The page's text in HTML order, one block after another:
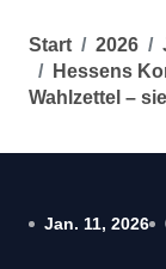
Start 2026
Hessens
Wahlzettel –
Jan. 11, 2026